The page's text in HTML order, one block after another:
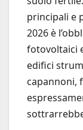
principali e
2026 è
fotovoltaici
edifici
capannoni,